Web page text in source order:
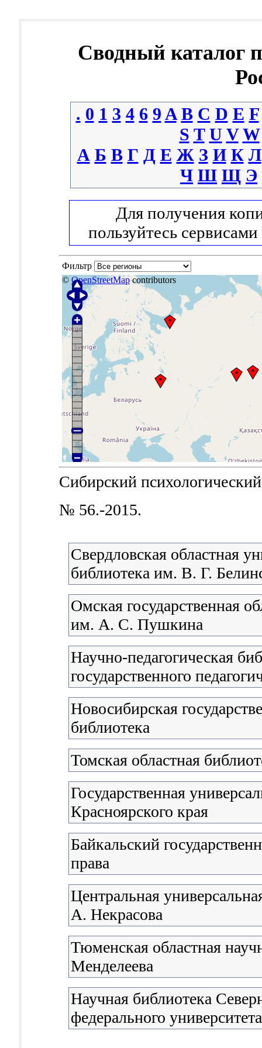
Сводный каталог
. 0 1 3 4 6 9 A B C D E F
S T U V W
А Б В Г Д Е Ж З И К Л
Ч Ш Щ Э
Для получения
пользуйтесь сервисами
Фильтр
© OpenStreetMapcontributors
Сибирский
№ 56.-2015.
Свердловская областная
библиотека им. В. Г.
Омская государственная
им. А. С. Пушкина
Научно-педагогическая
государственного
Новосибирская
библиотека
Томская областная
Государственная
Красноярского края
Байкальский
права
Центральная
А. Некрасова
Тюменская областная
Менделеева
Научная библиотека
федерального